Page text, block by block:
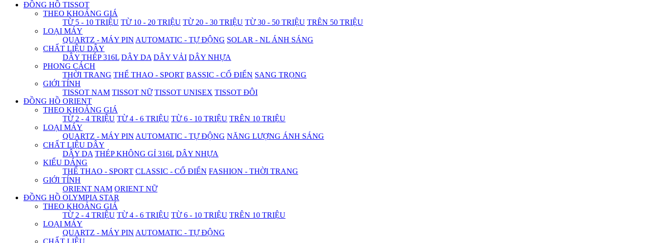
ĐỒNG HỒ TISSOT
THEO KHOẢNG GIÁ
TỪ 5 - 10 TRIỆU TỪ 10 - 20 TRIỆU TỪ 20 - 30 TRIỆU TỪ 30 - 50 TRIỆU TRÊN 50 TRIỆU
LOẠI MÁY
QUARTZ - MÁY PIN AUTOMATIC - TỰ ĐỘNG SOLAR - NL ÁNH SÁNG
CHẤT LIỆU DÂY
DÂY THÉP 316L DÂY DA DÂY VẢI DÂY NHỰA
PHONG CÁCH
THỜI TRANG THỂ THAO - SPORT BASSIC - CỔ ĐIỂN SANG TRỌNG
GIỚI TÍNH
TISSOT NAM TISSOT NỮ TISSOT UNISEX TISSOT ĐÔI
ĐỒNG HỒ ORIENT
THEO KHOẢNG GIÁ
TỪ 2 - 4 TRIỆU TỪ 4 - 6 TRIỆU TỪ 6 - 10 TRIỆU TRÊN 10 TRIỆU
LOẠI MÁY
QUARTZ - MÁY PIN AUTOMATIC - TỰ ĐỘNG NĂNG LƯỢNG ÁNH SÁNG
CHẤT LIỆU DÂY
DÂY DA THÉP KHÔNG GỈ 316L DÂY NHỰA
KIỂU DÁNG
THỂ THAO - SPORT CLASSIC - CỔ ĐIỂN FASHION - THỜI TRANG
GIỚI TÍNH
ORIENT NAM ORIENT NỮ
ĐỒNG HỒ OLYMPIA STAR
THEO KHOẢNG GIÁ
TỪ 2 - 4 TRIỆU TỪ 4 - 6 TRIỆU TỪ 6 - 10 TRIỆU TRÊN 10 TRIỆU
LOẠI MÁY
QUARTZ - MÁY PIN AUTOMATIC - TỰ ĐỘNG
CHẤT LIỆU